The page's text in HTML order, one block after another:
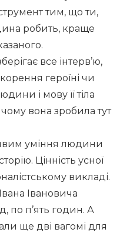
тим, що ти,
робить, краще
все інтерв’ю,
героїні чи
і мову її тіла
вона зробила тут
уміння людини
Цінність усної
викладі.
Івановича
по п’ять годин. А
ще дві вагомі для